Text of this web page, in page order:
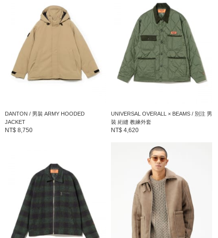
商品詳細
性別
尺寸 ： S、M、L、XL
表面：聚酯纖維90% 縲縈9% 彈性纖維1% 內層：聚
： 中國製造
商品編號 11-19-0126-887
DANTON / 男裝 ARMY HOODED
JACKET
NT$ 8,750
UNIVERSAL OVERALL × BEAMS / 別注 男
裝 絎縫 教練外套
NT$ 4,620